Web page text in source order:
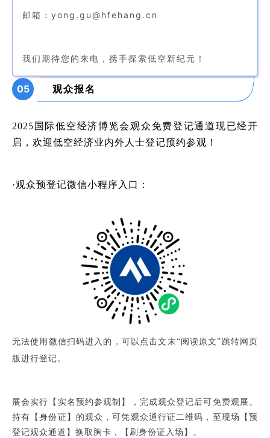
邮箱：yong.gu@hfehang.cn
我们期待您的来电，携手探索低空新纪元！
05 观众报名
2025国际低空经济博览会观众免费登记通道现已经开
启，欢迎低空经济业内外人士登记预约参观！
·观众预登记微信小程序入口：
无法使用微信扫码进入的，可以点击文末“阅读原文”跳转网页
版进行登记。
展会实行 【实名预约参观制】，完成观众登记后可免费观展。
持有【身份证】的观众，可凭观众通行证二维码，至现场【预
登记观众通道】换取胸卡，【刷身份证入场】 。